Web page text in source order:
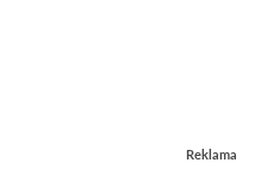
Reklama